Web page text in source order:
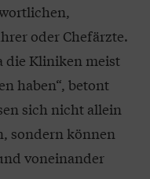
oder Chefärzte.
die Kliniken meist
haben“, betont
sich nicht allein
sondern können
voneinander